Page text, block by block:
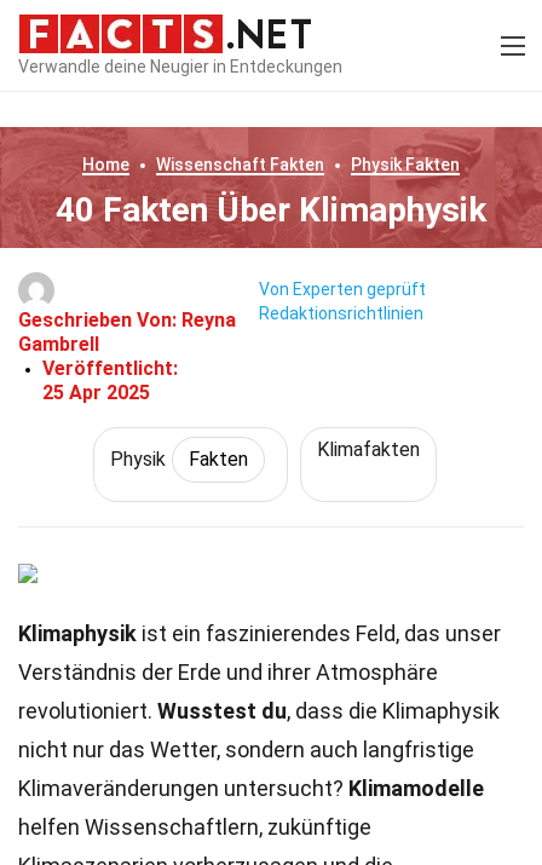
Verwandle deine Neugier in Entdeckungen
Home Wissenschaft Fakten PhysikFakten
40 Fakten Über Klimaphysik
Geschrieben Von: Reyna
Gambrell
Veröffentlicht:
25 Apr 2025
Von Experten geprüft
Redaktionsrichtlinien
Physik Fakten Klimafakten
Klimaphysik ist ein faszinierendes Feld, das unser
Verständnis der Erde und ihrer Atmosphäre
revolutioniert. Wusstest du, dass die Klimaphysik
nicht nur das Wetter, sondern auch langfristige
Klimaveränderungen untersucht? Klimamodelle
helfen Wissenschaftlern, zukünftige